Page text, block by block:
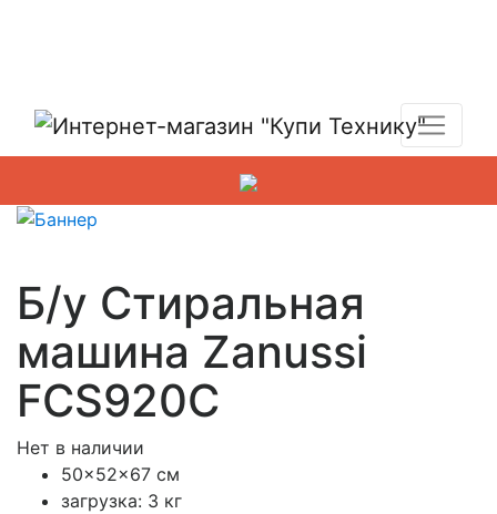
Б/у Стиральная
машина Zanussi
FCS920C
Нет в наличии
50x52x67 см
загрузка: 3 кг